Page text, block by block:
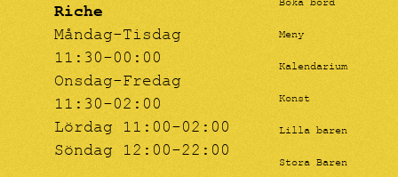
Riche
Måndag-Tisdag
11:30-00:00
Onsdag-Fredag
11:30-02:00
Lördag 11:00-02:00
Söndag 12:00-22:00
Boka bord
Meny
Kalendarium
Konst
Lilla baren
Stora Baren